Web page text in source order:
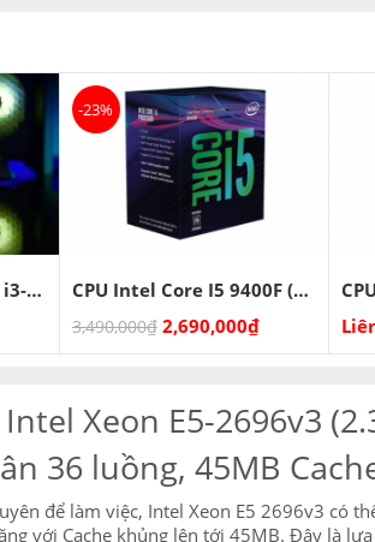
Bộ xử lý Intel® Core™ i3-12100F
-23%
CPU Intel Core I5 9400F (2.90 GHz – 4.10 GHz)
3,490,000₫ 2,690,000₫
Xeon E5-2696v3
36 luồng, 45MB
để làm việc, Intel Xeon E5 2696v3 có
với Cache khủng lên tới 45MB. Đây là